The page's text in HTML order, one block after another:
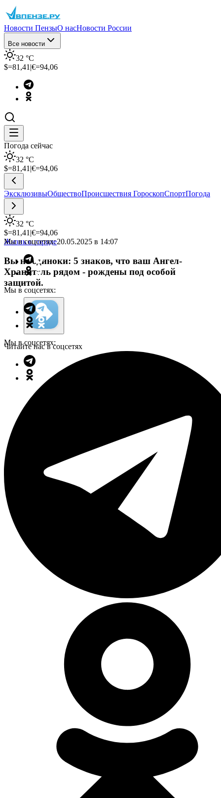
Новости ПензыО насНовости России
Все новости
32 °C
$=81,41 |€=94,06
Погода сейчас
32 °C
$=81,41 |€=94,06
ЭксклюзивыОбществоПроисшествия ГороскопСпортПогода
32 °C
$=81,41 |€=94,06
Мы в соцсетях:
Мы в соцсетях:
Мы в соцсетях:
Жизнь в городе20.05.2025 в 14:07
Вы не одиноки: 5 знаков, что ваш Ангел-
Хранитель рядом - рождены под особой
защитой.
Читайте нас в соцсетях